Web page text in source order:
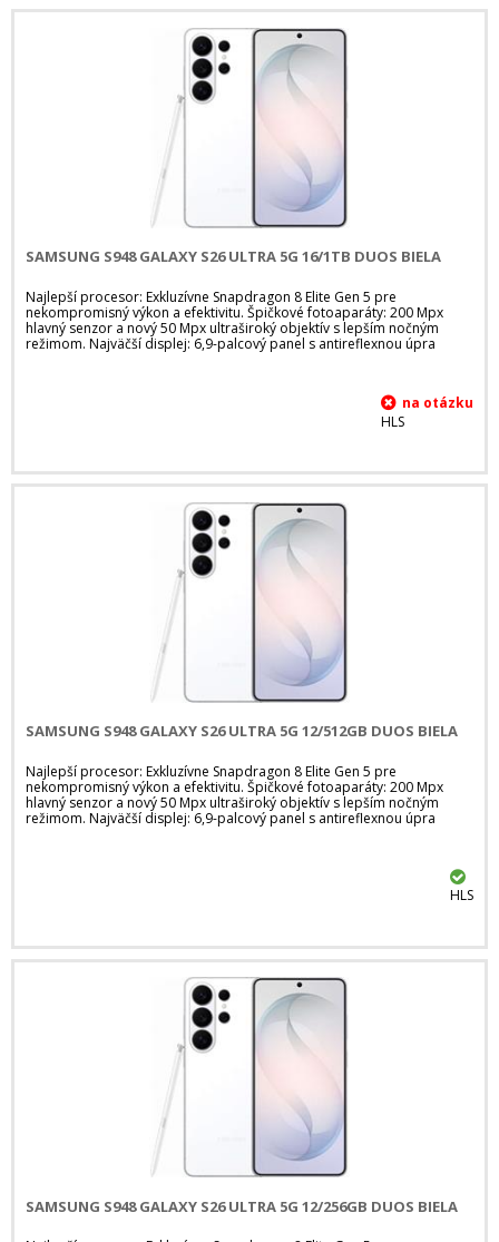
SAMSUNG S948 GALAXY S26 ULTRA 5G 16/1TB DUOS BIELA
Najlepší procesor: Exkluzívne Snapdragon 8 Elite Gen 5 pre
nekompromisný výkon a efektivitu. Špičkové fotoaparáty: 200 Mpx
hlavný senzor a nový 50 Mpx ultraširoký objektív s lepším nočným
režimom. Najväčší displej: 6,9-palcový panel s antireflexnou úpra
HLS
SAMSUNG S948 GALAXY S26 ULTRA 5G 12/512GB DUOS BIELA
Najlepší procesor: Exkluzívne Snapdragon 8 Elite Gen 5 pre
nekompromisný výkon a efektivitu. Špičkové fotoaparáty: 200 Mpx
hlavný senzor a nový 50 Mpx ultraširoký objektív s lepším nočným
režimom. Najväčší displej: 6,9-palcový panel s antireflexnou úpra
HLS
SAMSUNG S948 GALAXY S26 ULTRA 5G 12/256GB DUOS BIELA